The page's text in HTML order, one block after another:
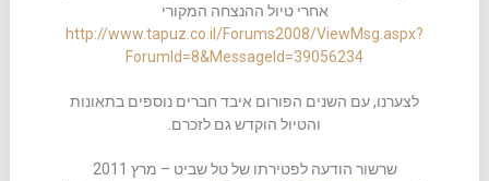
אחרי טיול ההנצחה המקורי
http://www.tapuz.co.il/Forums2008/ViewMsg.aspx?
ForumId=8&MessageId=39056234
לצערנו, עם השנים הפורום איבד חברים נוספים בתאונות
והטיול הוקדש גם לזכרם.
שרשור הודעה לפטירתו של טל שביט – מרץ 2011